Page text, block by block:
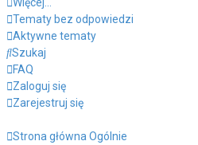
Tematy bez odpowiedzi
Aktywne tematy
Szukaj
FAQ
Zaloguj się
Zarejestruj się
Strona główna Ogólnie